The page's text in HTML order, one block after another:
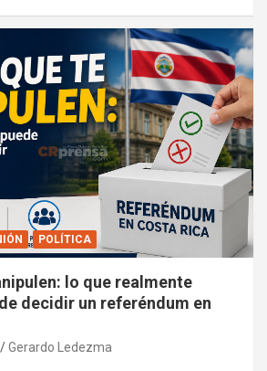
POLÍTICA
lo que realmente
decidir un referéndum en
Gerardo Ledezma